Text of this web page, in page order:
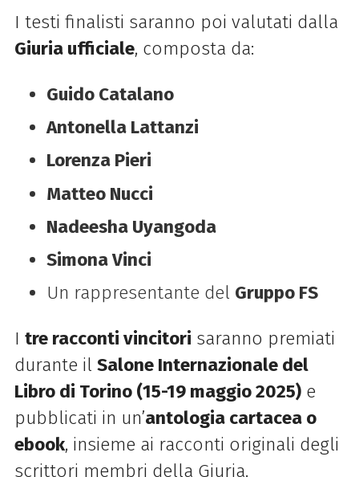
I testi finalisti saranno poi valutati dalla
Giuria ufficiale, composta da:
Guido Catalano
Antonella Lattanzi
Lorenza Pieri
Matteo Nucci
Nadeesha Uyangoda
Simona Vinci
Un rappresentante del Gruppo FS
I tre racconti vincitori saranno premiati
durante il Salone Internazionale del
Libro di Torino (15-19 maggio 2025)e
pubblicati in un’antologia cartacea o
ebook, insieme ai racconti originali degli
scrittori membri della Giuria.